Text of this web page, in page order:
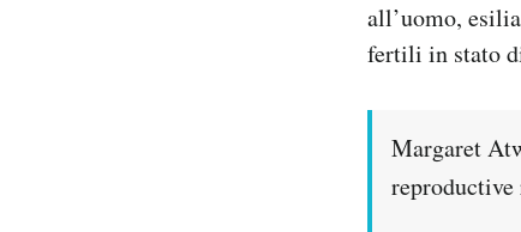
all’uomo,
fertili in stato
Margaret